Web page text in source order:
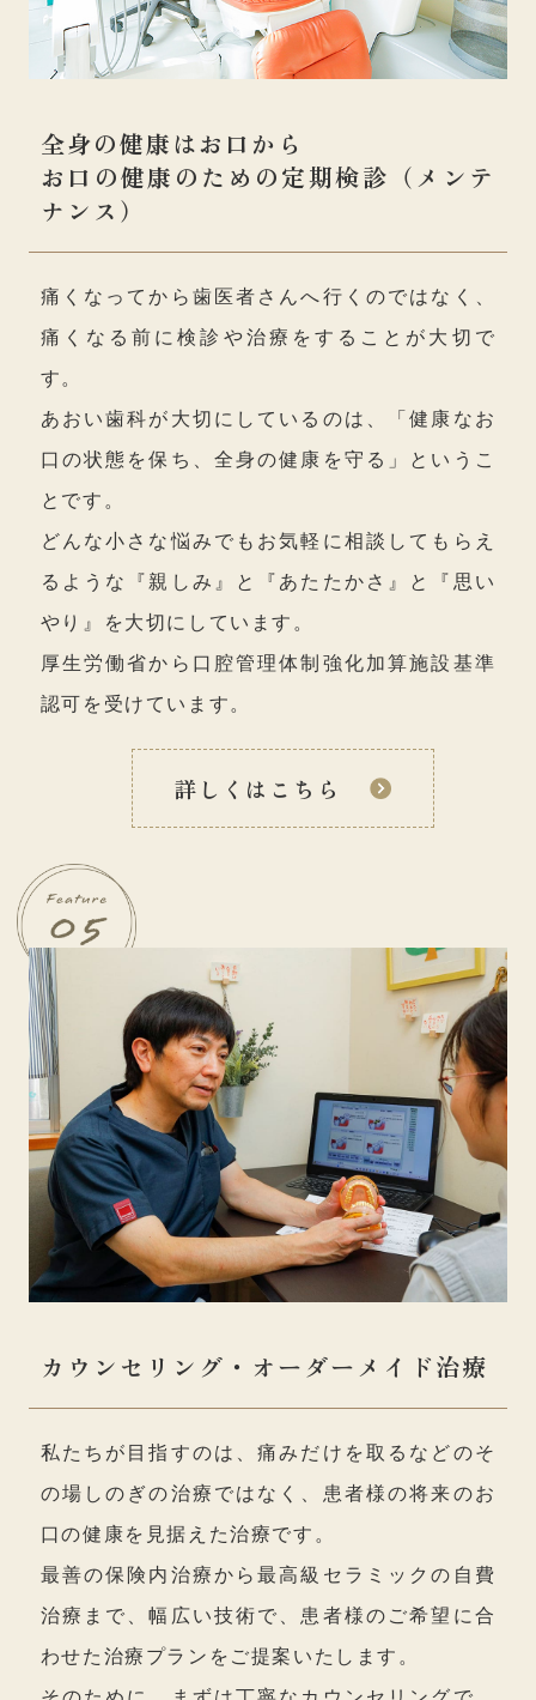
全身の健康はお口から
お口の健康のための定期検診（メンテ
ナンス）
痛くなってから歯医者さんへ行くのではなく、
痛くなる前に検診や治療をすることが大切で
す。
あおい歯科が大切にしているのは、「健康なお
口の状態を保ち、全身の健康を守る」というこ
とです。
どんな小さな悩みでもお気軽に相談してもらえ
るような『親しみ』と『あたたかさ』と『思い
やり』を大切にしています。
厚生労働省から口腔管理体制強化加算施設基準
認可を受けています。
詳しくはこちら
カウンセリング・オーダーメイド治療
私たちが目指すのは、痛みだけを取るなどのそ
の場しのぎの治療ではなく、患者様の将来のお
口の健康を見据えた治療です。
最善の保険内治療から最高級セラミックの自費
治療まで、幅広い技術で、患者様のご希望に合
わせた治療プランをご提案いたします。